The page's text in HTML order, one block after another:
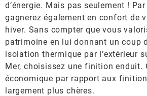
d’énergie. Mais pas seulement !
gagnerez également en confort de
hiver. Sans compter que vous
patrimoine en lui donnant un coup
isolation thermique par l’extérieur
Mer, choisissez une finition enduit.
économique par rapport aux
largement plus chères.